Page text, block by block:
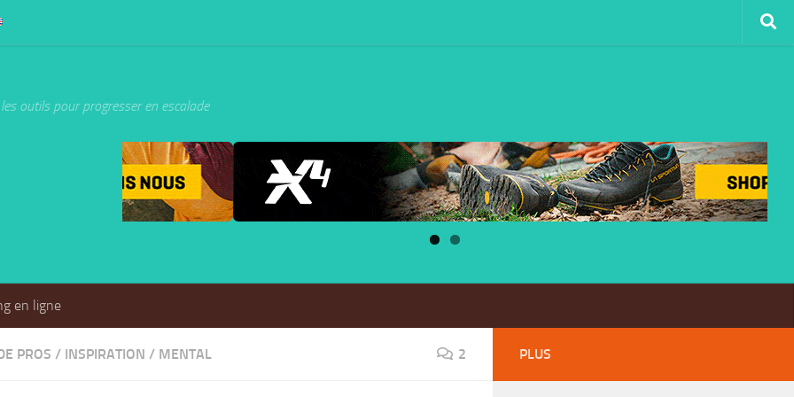
outils pour progresser en escalade
en ligne
PROS / INSPIRATION / MENTAL 2 PLUS